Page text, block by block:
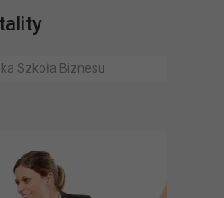
Szkoła Biznesu